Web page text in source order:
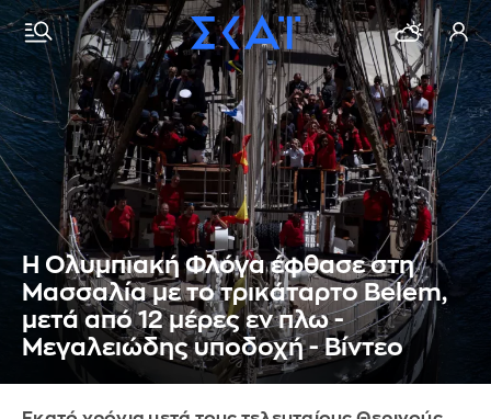
Η Ολυμπιακή Φλόγα έφθασε στη
Μασσαλία με το τρικάταρτο Belem,
μετά από 12 μέρες εν πλω -
Μεγαλειώδης υποδοχή - Βίντεο